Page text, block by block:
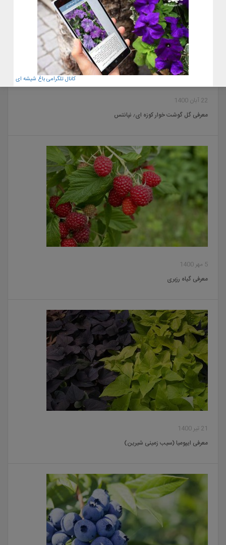
22 آبان 1400
معرفی گل گوشت خوار کوزه ای٫ نپانتس
5 مهر 1400
معرفی گیاه رزبری
21 تیر 1400
معرفی ایپومیا (سیب زمینی شیرین)
کانال تلگرامی باغ شیشه ای